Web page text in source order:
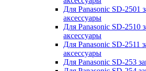
Для Panasonic SD-2501
аксессуары
Для Panasonic SD-2510
аксессуары
Для Panasonic SD-2511
аксессуары
Для Panasonic SD-253